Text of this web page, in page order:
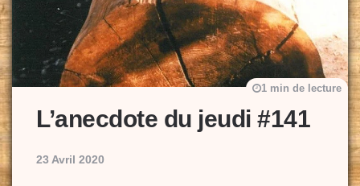
L’anecdote du jeudi #141
23 Avril 2020
1 min de lecture